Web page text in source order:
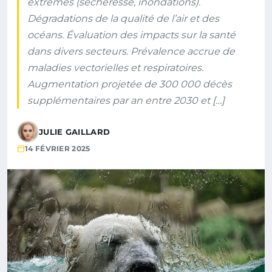
Dégradations de la qualité de l’air et des
océans. Évaluation des impacts sur la santé
dans divers secteurs. Prévalence accrue de
maladies vectorielles et respiratoires.
Augmentation projetée de 300 000 décès
supplémentaires par an entre 2030 et […]
JULIE GAILLARD
14 FÉVRIER 2025